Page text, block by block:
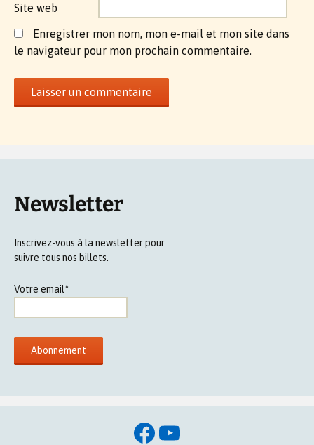
Site web
Enregistrer mon nom, mon e-mail et mon site dans
le navigateur pour mon prochain commentaire.
Newsletter
Inscrivez-vous à la newsletter pour
suivre tous nos billets.
Votre email*
Facebook
YouTube